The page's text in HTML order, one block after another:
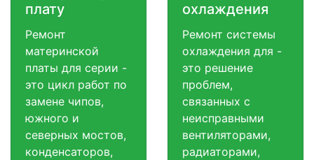
плату
Ремонт
материнской
платы для серии -
это цикл работ по
замене чипов,
южного и
северных мостов,
конденсаторов,
охлаждения
Ремонт системы
охлаждения для -
это решение
проблем,
связанных с
неисправными
вентиляторами,
радиаторами,